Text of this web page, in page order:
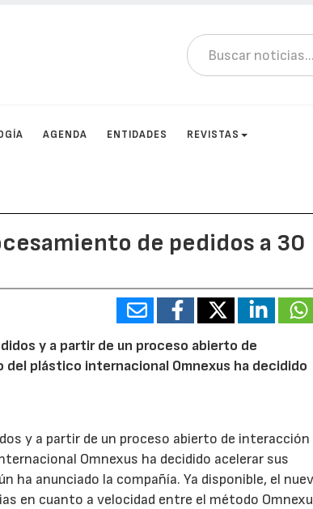
AGENDA ENTIDADES REVISTAS
de pedidos a 30
y a partir de un proceso abierto de
plástico internacional Omnexus ha decidido
y a partir de un proceso abierto de interacción
Omnexus ha decidido acelerar sus
ha anunciado la compañía. Ya disponible, el
en cuanto a velocidad entre el método